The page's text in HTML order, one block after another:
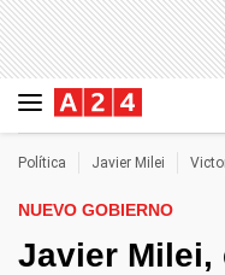
Política Javier Milei
NUEVO GOBIERNO
Javier Milei,